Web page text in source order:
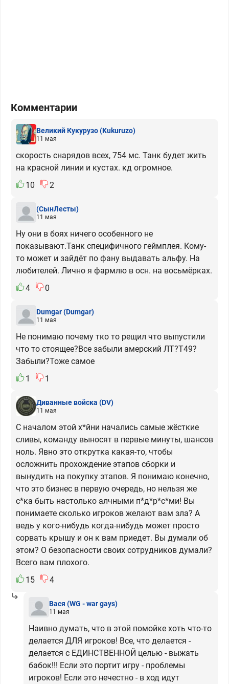
Комментарии
Великий Кукурузо(Kukuruzo)
11 мая
скорость снарядов всех, 754 мс. Танк будет жить
на красной линии и кустах. кд огромное.
10
2
(СынЛесты)
11 мая
Ну они в боях ничего особенного не
показывают.Танк специфичного геймплея. Кому-
то может и зайдёт по фану выдавать альфу. На
любителей. Лично я фармлю в осн. на восьмёрках.
4
0
Dumgar(Dumgar)
11 мая
Не понимаю почему тко то рещил что выпустили
что то стоящее?Все забыли амерский ЛТ?Т49?
Забыли?Тоже самое
1
1
Диванные войска (DV)
11 мая
С началом этой х*йни начались самые жёсткие
сливы, команду выносят в первые минуты, шансов
ноль. Явно это открутка какая-то, чтобы
осложнить прохождение этапов сборки и
вынудить на покупку этапов. Я понимаю конечно,
что это бизнес в первую очередь, но нельзя же
с*ка быть настолько алчными п*д*р*с*ми! Вы
понимаете сколько игроков желают вам зла? А
ведь у кого-нибудь когда-нибудь может просто
сорвать крышу и он к вам приедет. Вы думали об
этом? О безопасности своих сотрудников думали?
Всего вам плохого.
15
4
Вася (WG - war gays)
11 мая
Наивно думать, что в этой помойке хоть что-то
делается ДЛЯ игроков! Все, что делается -
делается с ЕДИНСТВЕННОЙ целью - выжать
бабок!!! Если это портит игру - проблемы
игроков! Если это нечестно - в ход идут